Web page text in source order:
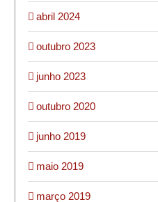
abril 2024
outubro 2023
junho 2023
outubro 2020
junho 2019
maio 2019
março 2019